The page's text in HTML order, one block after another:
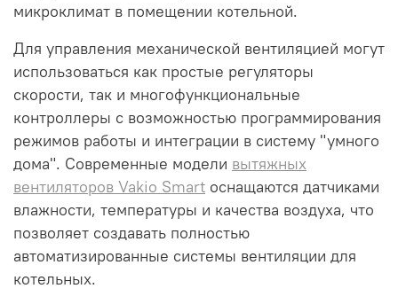
микроклимат в помещении котельной.
Для управления механической вентиляцией могут
использоваться как простые регуляторы
скорости, так и многофункциональные
контроллеры с возможностью программирования
режимов работы и интеграции в систему "умного
дома". Современные модели вытяжных
вентиляторов Vakio Smart оснащаются датчиками
влажности, температуры и качества воздуха, что
позволяет создавать полностью
автоматизированные системы вентиляции для
котельных.